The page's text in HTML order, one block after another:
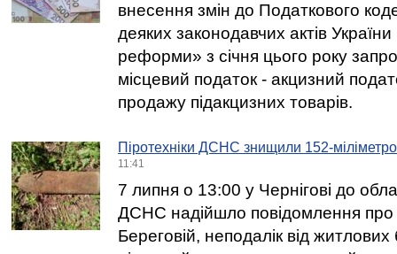
внесення змін до Податкового
деяких законодавчих актів
реформи» з січня цього року
місцевий податок - акцизний
продажу підакцизних товарів.
Піротехніки ДСНС знищили 152-
11:41
7 липня о 13:00 у Чернігові до
ДСНС надійшло повідомлення
Береговій, неподалік від житлових